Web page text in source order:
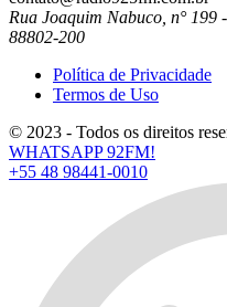
Rua Joaquim Nabuco, n°
88802-200
Política de Privacidade
Termos de Uso
© 2023 - Todos os direitos
WHATSAPP 92FM!
+55 48 98441-0010